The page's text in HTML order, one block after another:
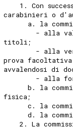
1. Con
carabinieri o
a. la
- alla
titoli;
- alla
prova
avvalendosi di
- alla
b. la
fisica;
c. la
d. la
2. La